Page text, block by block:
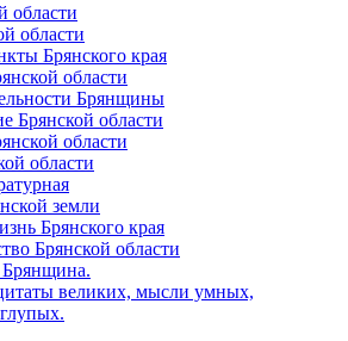
области
области
Брянского края
области
Брянщины
Брянской области
области
области
земли
Брянского края
Брянской области
Брянщина.
великих, мысли умных,